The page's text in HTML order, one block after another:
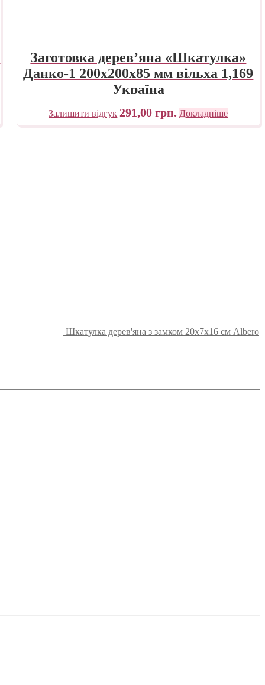
Заготовка дерев’яна «Шкатулка»
Данко-1 200х200х85 мм вільха 1,169
Україна
Залишити відгук 291,00грн. Докладніше
Шкатулка дерев'яна з замком 20х7х16 см Albero